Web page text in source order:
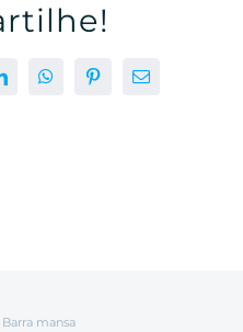
WhatsAppPinterest
E-
mansa